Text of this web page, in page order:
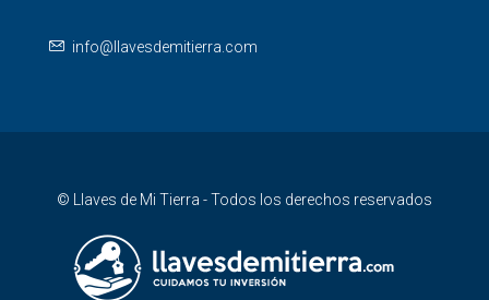
info@llavesdemitierra.com
© Llaves de Mi Tierra - Todos los derechos reservados